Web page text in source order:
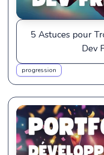
5 Astuces pour
Dev
progression